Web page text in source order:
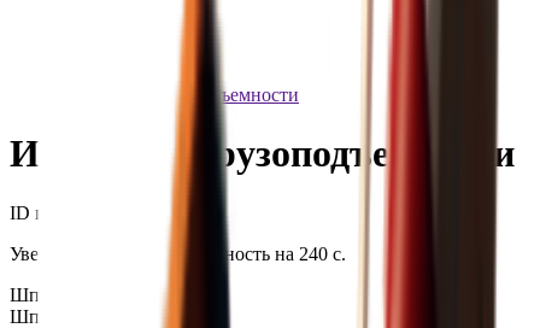
Инъекция грузоподъемности
Инъекция грузоподъемности
ID предмета
Увеличивает грузоподъемность на 240 с.
Шприц
Медикаменты
Шприц